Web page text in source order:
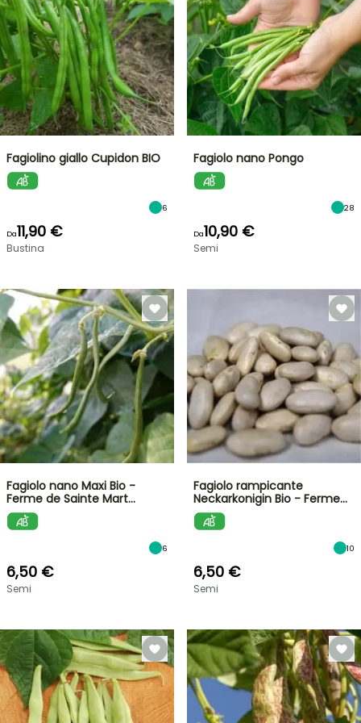
VENDITA
FLASH
FINO
AL
30%
Fagiolino giallo Cupidon BIO
6
Da11,90 €
Bustina
Fagiolo nano Pongo
28
Da10,90 €
Semi
Fagiolo nano Maxi Bio -
Ferme de Sainte Mart…
6
6,50 €
Semi
Fagiolo rampicante
Neckarkonigin Bio - Ferme…
10
6,50 €
Semi